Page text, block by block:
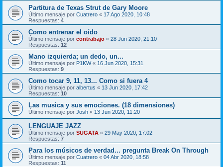
Partitura de Texas Strut de Gary Moore
Último mensaje por Cuatrero « 17 Ago 2020, 10:48
Respuestas: 4
Como entrenar el oído
Último mensaje por contrabajo « 28 Jun 2020, 21:10
Respuestas: 12
Mano izquierda; un dedo, un...
Último mensaje por P1KW« 16 Jun 2020, 15:31
Respuestas: 9
Como tocar 9, 11, 13... Como si fuera 4
Último mensaje por albertus « 13 Jun 2020, 17:42
Respuestas: 10
Las musica y sus emociones. (18 dimensiones)
Último mensaje por Josh « 13 Jun 2020, 11:20
LENGUAJE JAZZ
Último mensaje por SUGATA « 29 May 2020, 17:02
Respuestas: 7
Para los músicos de verdad... pregunta Break On Through
Último mensaje por Cuatrero « 04 Abr 2020, 18:58
Respuestas: 11